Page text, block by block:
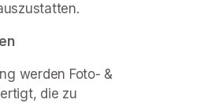
werden Foto- &
die zu